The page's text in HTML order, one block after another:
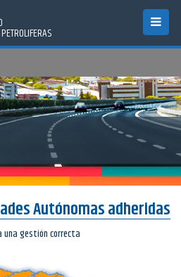
Toggle
Autónomas adheridas
una gestión correcta